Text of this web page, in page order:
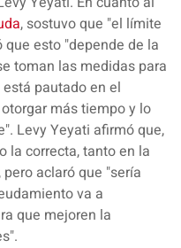
, sostuvo que "el límite
que esto "depende de la
toman las medidas para
pautado en el
otorgar más tiempoy lo
Levy Yeyati afirmó que,
la correcta, tanto en la
aclaró que "sería
va a
que mejoren la